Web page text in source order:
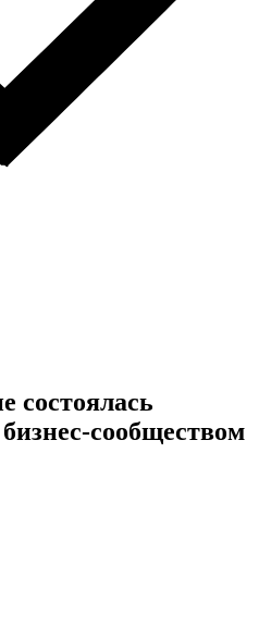
состоялась
сообществом